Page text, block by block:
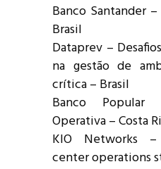
Banco Santander
Brasil
Dataprev –
na gestão de
crítica – Brasil
Banco Popular
Operativa – Costa
KIO Networks
center operations